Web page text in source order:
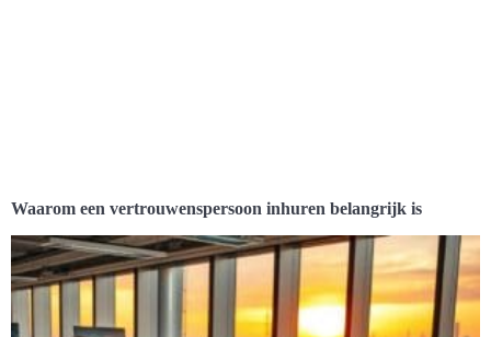
Waarom een vertrouwenspersoon inhuren belangrijk is